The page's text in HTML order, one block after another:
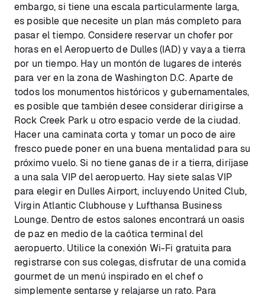
embargo, si tiene una escala particularmente larga,
es posible que necesite un plan más completo para
pasar el tiempo. Considere reservar un chofer por
horas en el Aeropuerto de Dulles (IAD) y vaya a tierra
por un tiempo. Hay un montón de lugares de interés
para ver en la zona de Washington D.C. Aparte de
todos los monumentos históricos y gubernamentales,
es posible que también desee considerar dirigirse a
Rock Creek Park u otro espacio verde de la ciudad.
Hacer una caminata corta y tomar un poco de aire
fresco puede poner en una buena mentalidad para su
próximo vuelo. Si no tiene ganas de ir a tierra, diríjase
a una sala VIP del aeropuerto. Hay siete salas VIP
para elegir en Dulles Airport, incluyendo United Club,
Virgin Atlantic Clubhouse y Lufthansa Business
Lounge. Dentro de estos salones encontrará un oasis
de paz en medio de la caótica terminal del
aeropuerto. Utilice la conexión Wi-Fi gratuita para
registrarse con sus colegas, disfrutar de una comida
gourmet de un menú inspirado en el chef o
simplemente sentarse y relajarse un rato. Para